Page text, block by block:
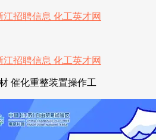
催化重整装置操作工